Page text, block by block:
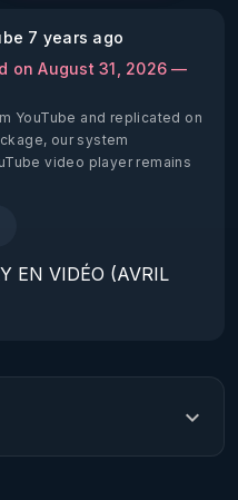
7 years ago
on August 31, 2026 —
YouTube and replicated on
our system
video player remains
EN VIDÉO (AVRIL